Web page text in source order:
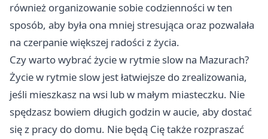
również organizowanie sobie codzienności w ten
sposób, aby była ona mniej stresująca oraz pozwalała
na czerpanie większej radości z życia.
Czy warto wybrać życie w rytmie slow na Mazurach?
Życie w rytmie slow jest łatwiejsze do zrealizowania,
jeśli mieszkasz na wsi lub w małym miasteczku. Nie
spędzasz bowiem długich godzin w aucie, aby dostać
się z pracy do domu. Nie będą Cię także rozpraszać